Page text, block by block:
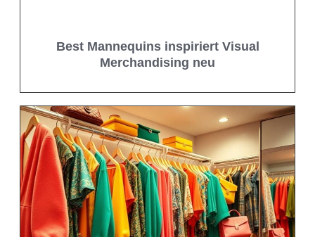
Best Mannequins inspiriert Visual
Merchandising neu